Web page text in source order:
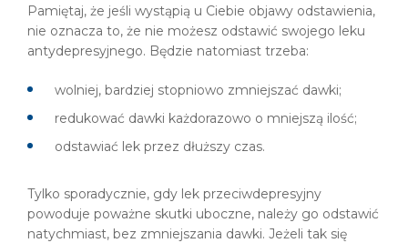
Pamiętaj, że jeśli wystąpią u Ciebie objawy odstawienia,
nie oznacza to, że nie możesz odstawić swojego leku
antydepresyjnego. Będzie natomiast trzeba:
wolniej, bardziej stopniowo zmniejszać dawki;
redukować dawki każdorazowo o mniejszą ilość;
odstawiać lek przez dłuższy czas.
Tylko sporadycznie, gdy lek przeciwdepresyjny
powoduje poważne skutki uboczne, należy go odstawić
natychmiast, bez zmniejszania dawki. Jeżeli tak się